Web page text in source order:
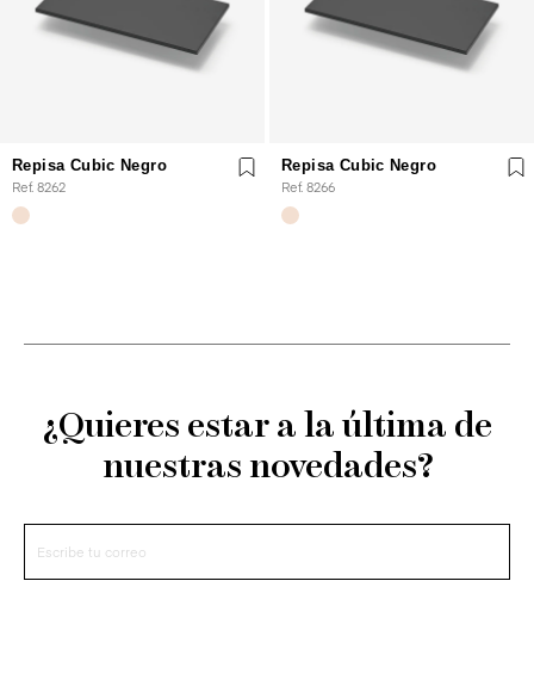
Repisa Cubic Negro
Ref. 8262
Repisa Cubic Negro
Ref. 8266
¿Quieres estar a la última de
nuestras novedades?